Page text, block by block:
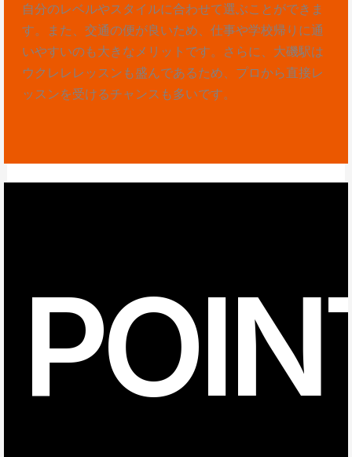
自分のレベルやスタイルに合わせて選ぶことができま
す。また、交通の便が良いため、仕事や学校帰りに通
いやすいのも大きなメリットです。さらに、大磯駅は
ウクレレレッスンも盛んであるため、プロから直接レ
ッスンを受けるチャンスも多いです。